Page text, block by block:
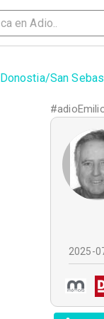
Donostia/San
#
2025-